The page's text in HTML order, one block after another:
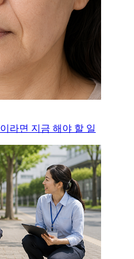
라면 지금 해야 할 일